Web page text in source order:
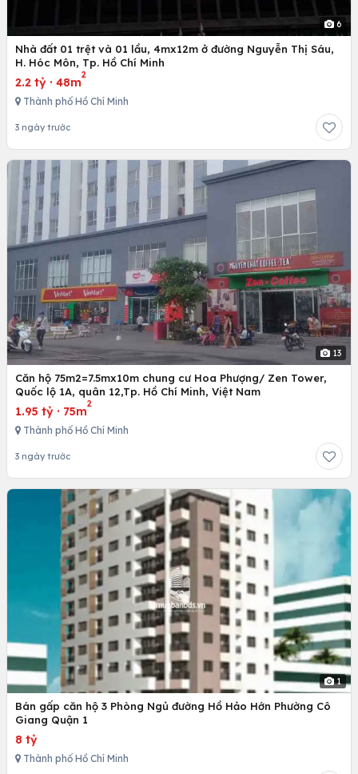
6
Nhà đất 01 trệt và 01 lầu, 4mx12m ở đường Nguyễn Thị Sáu,
H. Hóc Môn, Tp. Hồ Chí Minh
2.2 tỷ · 48m
2
Thành phố Hồ Chí Minh
3 ngày trước
13
Căn hộ 75m2=7.5mx10m chung cư Hoa Phượng/ Zen Tower,
Quốc lộ 1A, quân 12,Tp. Hồ Chí Minh, Việt Nam
1.95 tỷ · 75m
2
Thành phố Hồ Chí Minh
3 ngày trước
1
Bán gấp căn hộ 3 Phòng Ngủ đường Hồ Hảo Hớn Phường Cô
Giang Quận 1
8 tỷ
Thành phố Hồ Chí Minh